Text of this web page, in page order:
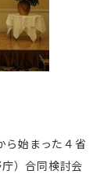
ら始まった４省
）合同検討会